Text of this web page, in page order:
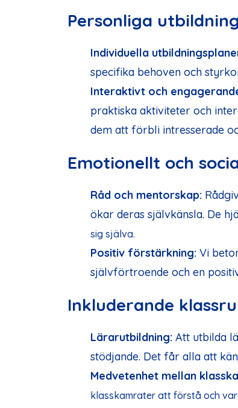
Personliga
Individuella
specifika behoven och
Interaktivt och
praktiska aktiviteter och
dem att förbli intresserade
Emotionellt och
Råd och mentorskap:
ökar deras självkänsla. De
sig själva.
Positiv förstärkning: Vi
självförtroende och en
Inkluderande
Lärarutbildning: Att utbilda
stödjande. Det får alla att
Medvetenhet mellan
klasskamrater att förstå och